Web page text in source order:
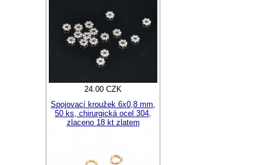
24.00 CZK
Spojovací kroužek 6x0,8 mm,
50 ks, chirurgická ocel 304,
zlaceno 18 kt zlatem